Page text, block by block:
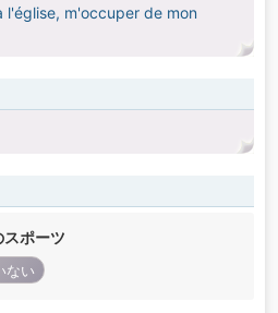
l'église, m'occuper de mon
スポーツ
ない